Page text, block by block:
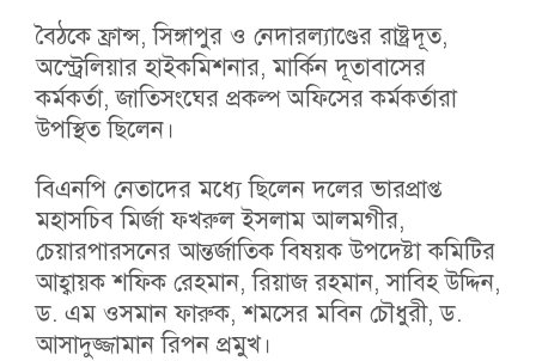
বৈঠকে ফ্রান্স, সিঙ্গাপুর ও নেদারল্যাণ্ডের রাষ্ট্রদূত,
অস্ট্রেলিয়ার হাইকমিশনার, মার্কিন দূতাবাসের
কর্মকর্তা, জাতিসংঘের প্রকল্প অফিসের কর্মকর্তারা
উপস্থিত ছিলেন।
বিএনপি নেতাদের মধ্যে ছিলেন দলের ভারপ্রাপ্ত
মহাসচিব মির্জা ফখরুল ইসলাম আলমগীর,
চেয়ারপারসনের আন্তর্জাতিক বিষয়ক উপদেষ্টা কমিটির
আহ্বায়ক শফিক রেহমান, রিয়াজ রহমান, সাবিহ উদ্দিন,
ড. এম ওসমান ফারুক, শমসের মবিন চৌধুরী, ড.
আসাদুজ্জামান রিপন প্রমুখ।